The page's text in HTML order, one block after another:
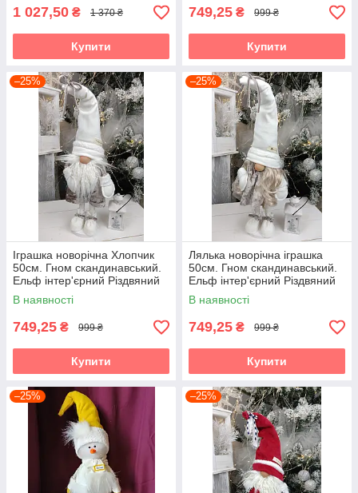
1 027,50 ₴ 1 370 ₴
Купити
749,25 ₴ 999 ₴
Купити
–25%
Іграшка новорічна Хлопчик
50см. Гном скандинавський.
Ельф інтер'єрний Різдвяний
ельф, санта клаус
новорічний, іграшка м'ягка
В наявності
749,25 ₴ 999 ₴
Купити
–25%
Лялька новорічна іграшка
50см. Гном скандинавський.
Ельф інтер'єрний Різдвяний
ельф, санта клаус
новорічний, іграшка м'ягка
В наявності
749,25 ₴ 999 ₴
Купити
–25% –25%